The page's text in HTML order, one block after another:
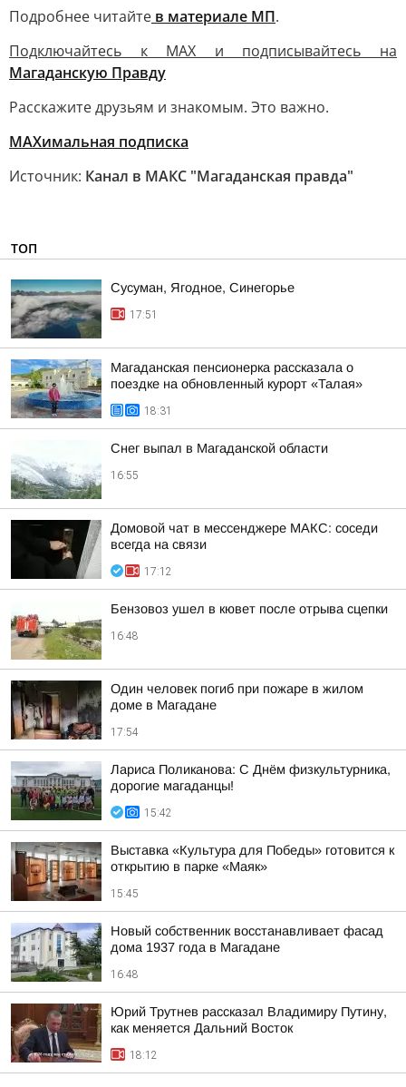
Подробнее читайте в материале МП.
Подключайтесь к MAX и подписывайтесь на
Магаданскую Правду
Расскажите друзьям и знакомым. Это важно.
МАХимальная подписка
Источник: Канал в МАКС "Магаданская правда"
ТОП
Сусуман, Ягодное, Синегорье
17:51
Магаданская пенсионерка рассказала о
поездке на обновленный курорт «Талая»
18:31
Снег выпал в Магаданской области
16:55
Домовой чат в мессенджере MAКС: соседи
всегда на связи
17:12
Бензовоз ушел в кювет после отрыва сцепки
16:48
Один человек погиб при пожаре в жилом
доме в Магадане
17:54
Лариса Поликанова: С Днём физкультурника,
дорогие магаданцы!
15:42
Выставка «Культура для Победы» готовится к
открытию в парке «Маяк»
15:45
Новый собственник восстанавливает фасад
дома 1937 года в Магадане
16:48
Юрий Трутнев рассказал Владимиру Путину,
как меняется Дальний Восток
18:12